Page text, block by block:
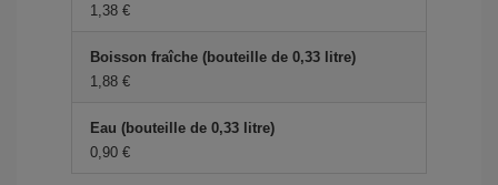
1,38 €
Boisson fraîche (bouteille de 0,33 litre)
1,88 €
Eau (bouteille de 0,33 litre)
0,90 €